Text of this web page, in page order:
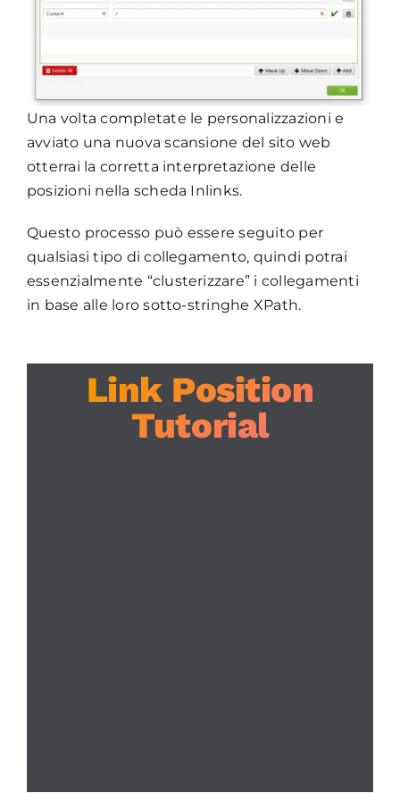
Una volta completate le personalizzazioni e
avviato una nuova scansione del sito web
otterrai la corretta interpretazione delle
posizioni nella scheda Inlinks.
Questo processo può essere seguito per
qualsiasi tipo di collegamento, quindi potrai
essenzialmente “clusterizzare” i collegamenti
in base alle loro sotto-stringhe XPath.
Link Position
Tutorial